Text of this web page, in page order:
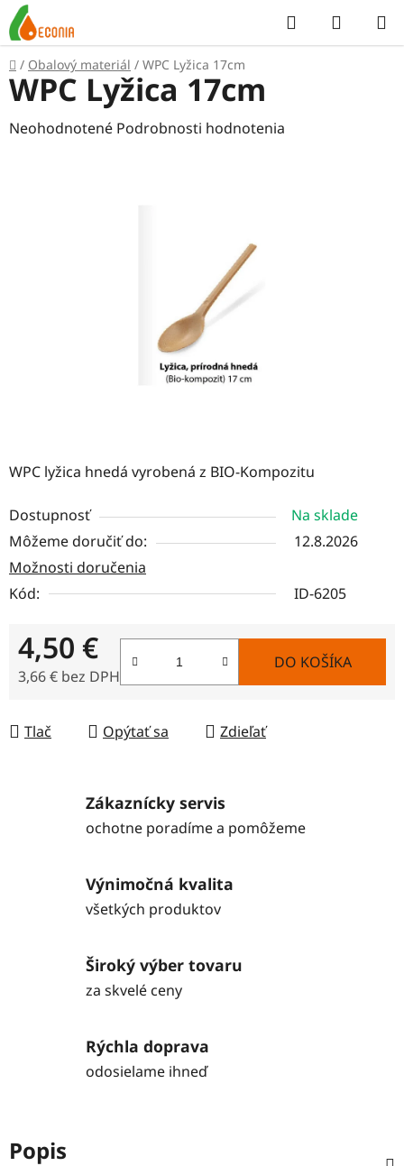
Prejsť
na
obsah
Hľadať
KOŠÍK
Domov
/ Obalový materiál / WPC Lyžica 17cm
WPC lyžica hnedá vyrobená z BIO-Kompozitu
Dostupnosť
Na sklade
Môžeme doručiť do:
12.8.2026
Možnosti doručenia
Kód:
ID-6205
4,50 €
3,66 € bez DPH
DO KOŠÍKA
Tlač Opýtať sa Zdieľať
WPC Lyžica 17cm
Priemerné
Neohodnotené Podrobnosti hodnotenia
Zákaznícky servis
ochotne poradíme a pomôžeme
Výnimočná kvalita
všetkých produktov
Široký výber tovaru
za skvelé ceny
Rýchla doprava
odosielame ihneď
Popis